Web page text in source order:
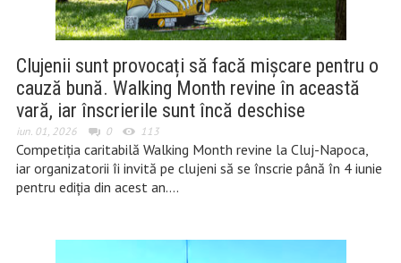
Clujenii sunt provocați să facă mișcare pentru o
cauză bună. Walking Month revine în această
vară, iar înscrierile sunt încă deschise
iun. 01, 2026 0 113
Competiția caritabilă Walking Month revine la Cluj-Napoca,
iar organizatorii îi invită pe clujeni să se înscrie până în 4 iunie
pentru ediția din acest an….